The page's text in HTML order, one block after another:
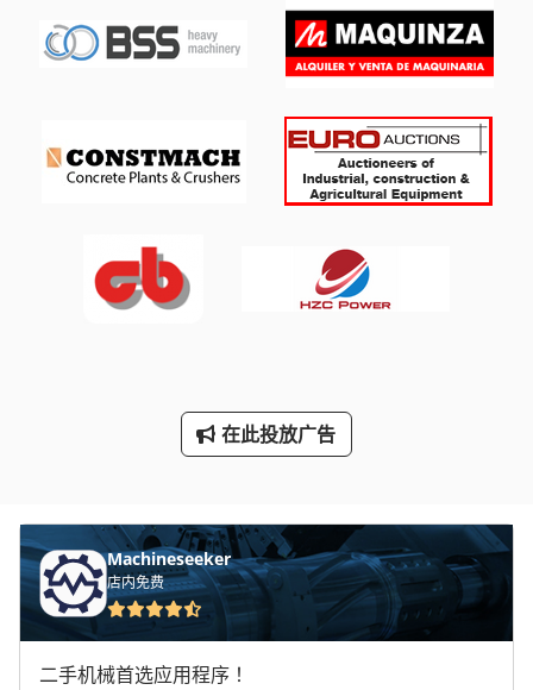
工具 车
柱式钻孔机
车削工具
在此投放广告
Machineseeker
店内免费
二手机械首选应用程序！